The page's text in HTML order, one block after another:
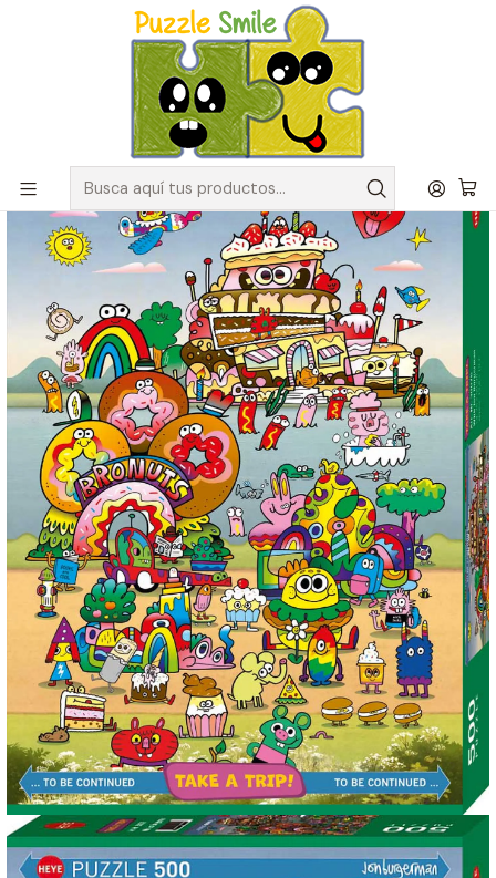
Envíos GRATIS para pedidos sobre $50.000 en Regiones de la
Catálogo de Puzzles y Rompecabezas
Marcas
Puzzle 500 Piezas | Take a Trip With Jon Burgerman